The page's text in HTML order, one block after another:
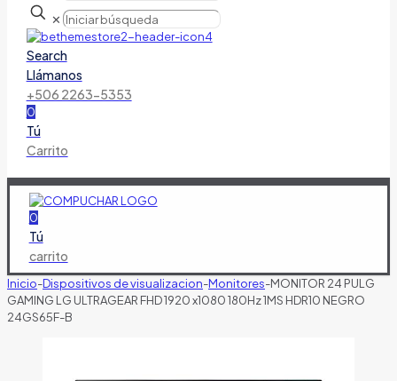
✕
Search
Llámanos
+506 2263-5353
0
Tú
Carrito
0
Tú
carrito
Inicio-Dispositivos de visualizacion-Monitores-MONITOR 24 PULG
GAMING LG ULTRAGEAR FHD 1920 x1080 180Hz 1MS HDR10 NEGRO
24GS65F-B